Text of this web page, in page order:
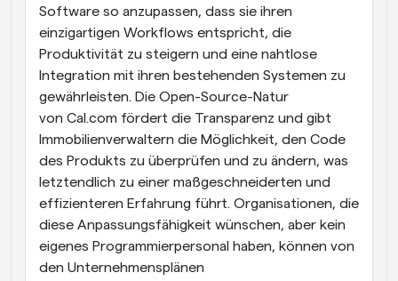
Software so anzupassen, dass sie ihren
einzigartigen Workflows entspricht, die
Produktivität zu steigern und eine nahtlose
Integration mit ihren bestehenden Systemen zu
gewährleisten. Die Open-Source-Natur
von Cal.com fördert die Transparenz und gibt
Immobilienverwaltern die Möglichkeit, den Code
des Produkts zu überprüfen und zu ändern, was
letztendlich zu einer maßgeschneiderten und
effizienteren Erfahrung führt. Organisationen, die
diese Anpassungsfähigkeit wünschen, aber kein
eigenes Programmierpersonal haben, können von
den Unternehmensplänen